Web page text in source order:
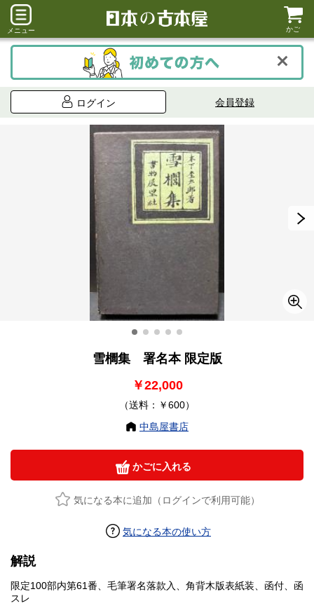
メニュー かご
ログイン 会員登録
雪櫚集 署名本 限定版
￥22,000
（送料：￥600）
中島屋書店
かごに入れる
気になる本に追加（ログインで利用可能）
気になる本の使い方
解説
限定100部内第61番、毛筆署名落款入、角背木版表紙装、函付、函
スレ